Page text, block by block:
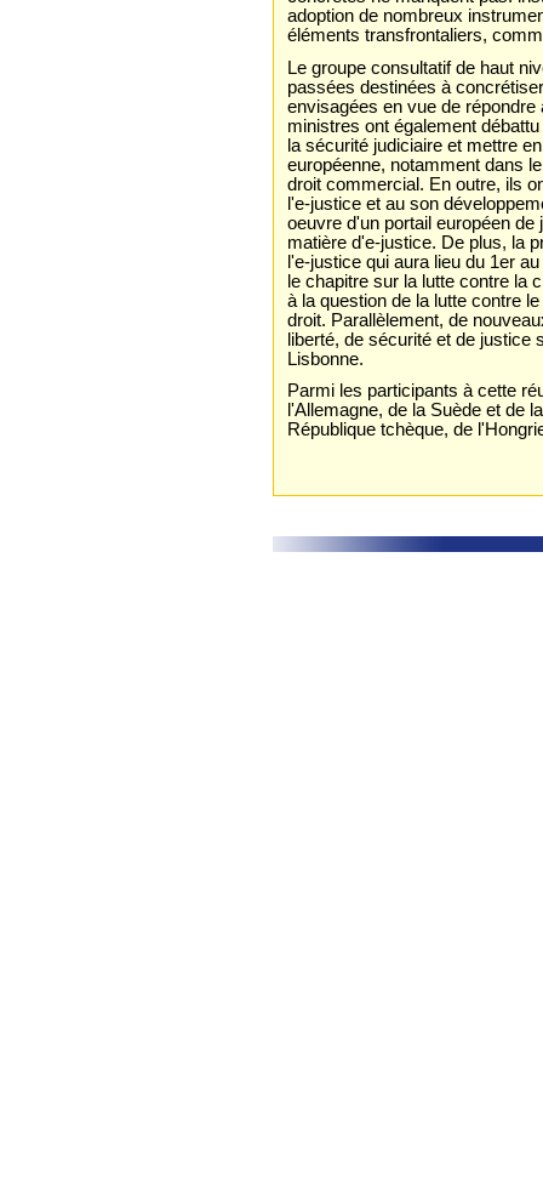
adoption de nombreux
éléments transfrontaliers,
Le groupe consultatif de haut
passées destinées à
envisagées en vue de
ministres ont également
la sécurité judiciaire et mettre
européenne, notamment dans
droit commercial. En outre, ils
l'e-justice et au son
oeuvre d'un portail européen
matière d'e-justice. De plus, la
l'e-justice qui aura lieu du 1er
le chapitre sur la lutte contre la
à la question de la lutte contre
droit. Parallèlement, de
liberté, de sécurité et de justice
Lisbonne.
Parmi les participants à cette
l'Allemagne, de la Suède et de
République tchèque, de